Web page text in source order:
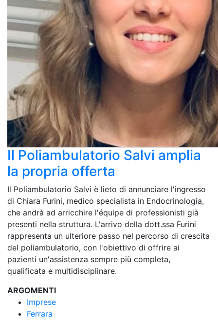
Il Poliambulatorio Salvi amplia
la propria offerta
Il Poliambulatorio Salvi è lieto di annunciare l'ingresso
di Chiara Furini, medico specialista in Endocrinologia,
che andrà ad arricchire l'équipe di professionisti già
presenti nella struttura. L'arrivo della dott.ssa Furini
rappresenta un ulteriore passo nel percorso di crescita
del poliambulatorio, con l'obiettivo di offrire ai
pazienti un'assistenza sempre più completa,
qualificata e multidisciplinare.
ARGOMENTI
Imprese
Ferrara